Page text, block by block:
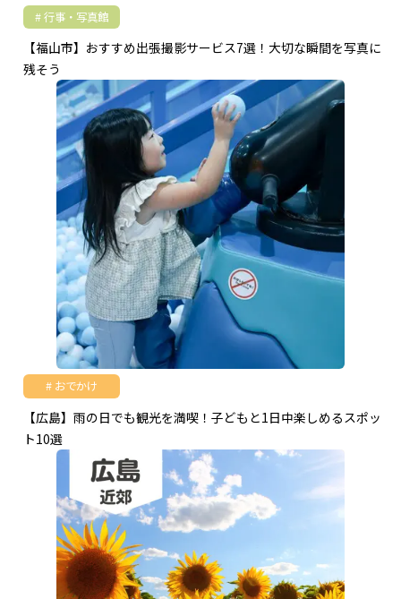
行事・写真館
【福山市】おすすめ出張撮影サービス7選！大切な瞬間を写真に
残そう
おでかけ
【広島】雨の日でも観光を満喫！子どもと1日中楽しめるスポッ
ト10選